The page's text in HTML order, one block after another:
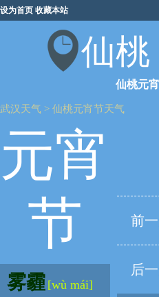
设为首页 收藏本站
仙桃
仙桃元
武汉天气 > 仙桃元宵节天气
元宵
节
雾霾 [wù mái]
前
后